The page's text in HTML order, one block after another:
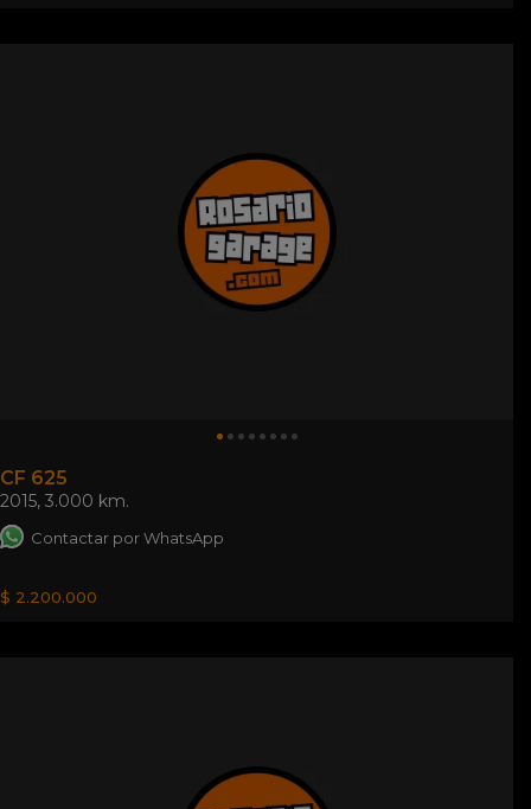
CF 625
2015, 3.000 km.
Contactar por WhatsApp
$ 2.200.000